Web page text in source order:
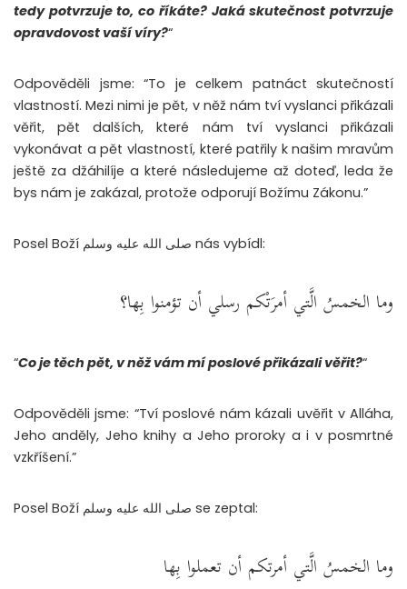
tedy potvrzuje to, co říkáte? Jaká skutečnost potvrzuje
opravdovost vaší víry?“
Odpověděli jsme: “To je celkem patnáct skutečností
vlastností. Mezi nimi je pět, v něž nám tví vyslanci přikázali
věřit, pět dalších, které nám tví vyslanci přikázali
vykonávat a pět vlastností, které patřily k našim mravům
ještě za džáhilíje a které následujeme až doteď, leda že
bys nám je zakázal, protože odporují Božímu Zákonu.”
Posel Boží صلى الله عليه وسلم nás vybídl:
وما الخمسُ الَّتي أمرَتْكم رسلي أن تؤمنوا بِها؟
“Co je těch pět, v něž vám mí poslové přikázali věřit?“
Odpověděli jsme: “Tví poslové nám kázali uvěřit v Alláha,
Jeho anděly, Jeho knihy a Jeho proroky a i v posmrtné
vzkříšení.”
Posel Boží صلى الله عليه وسلم se zeptal:
وما الخمسُ الَّتي أمرتكم أن تعملوا بِها